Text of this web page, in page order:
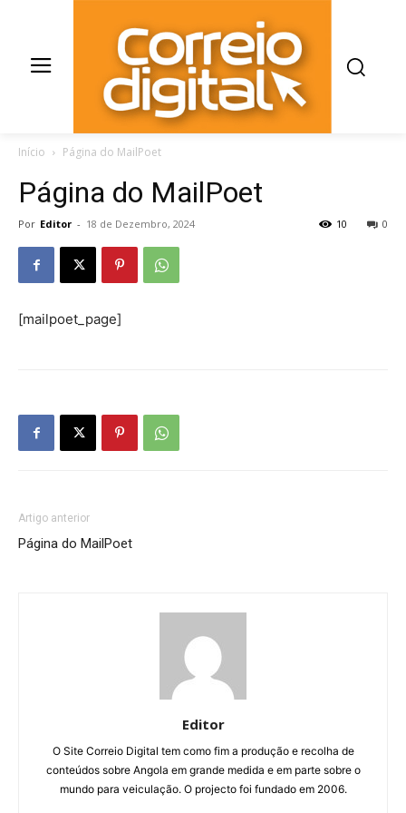
Início Página do MailPoet
Página do MailPoet
Por Editor - 18 de Dezembro, 2024 0
10
[mailpoet_page]
Artigo anterior
Página do MailPoet
Editor
O Site Correio Digital tem como fim a produção e recolha de
conteúdos sobre Angola em grande medida e em parte sobre o
mundo para veiculação. O projecto foi fundado em 2006.